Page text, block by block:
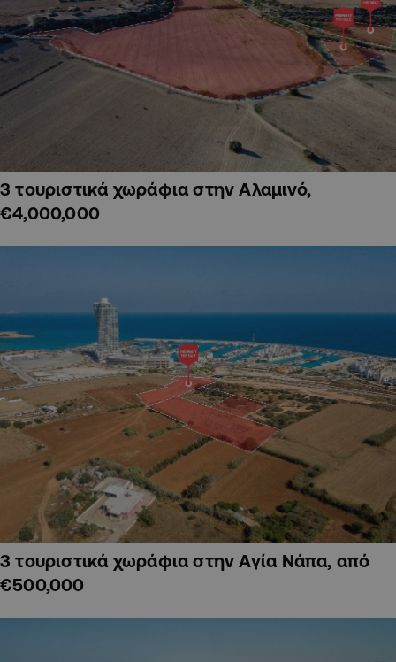
3 τουριστικά χωράφια στην Αλαμινό,
€4,000,000
3 τουριστικά χωράφια στην Αγία Νάπα, από
€500,000